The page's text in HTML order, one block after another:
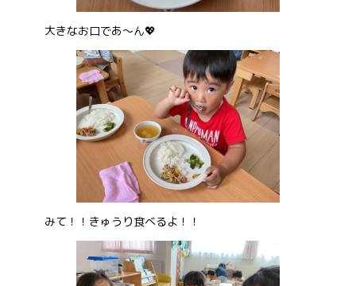
大きなお口であ～ん💖
みて！！きゅうり食べるよ！！